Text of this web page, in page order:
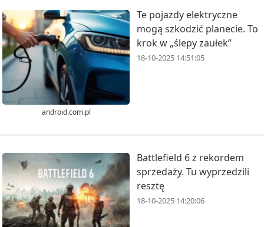
android.com.pl
Te pojazdy elektryczne
mogą szkodzić planecie. To
krok w „ślepy zaułek”
18-10-2025 14:51:05
Battlefield 6 z rekordem
sprzedaży. Tu wyprzedzili
resztę
18-10-2025 14:20:06